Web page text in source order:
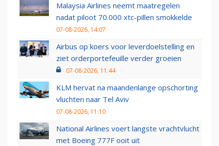
Malaysia Airlines neemt maatregelen
nadat piloot 70.000 xtc-pillen smokkelde
07-08-2026, 14:07
Airbus op koers voor leverdoelstelling en
ziet orderportefeuille verder groeien
07-08-2026, 11:44
KLM hervat na maandenlange opschorting
vluchten naar Tel Aviv
07-08-2026, 11:10
National Airlines voert langste vrachtvlucht
met Boeing 777F ooit uit